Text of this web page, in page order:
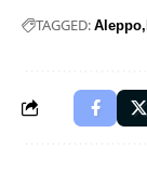
TAGGED: Aleppo